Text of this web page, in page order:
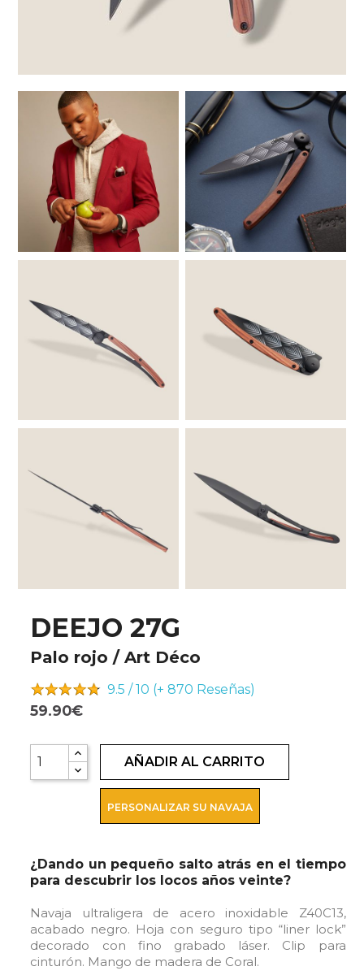
DEEJO 27G
Palo rojo / Art Déco
9.5 / 10 (+ 870 Reseñas)
59.90€
AÑADIR AL CARRITO
PERSONALIZAR SU NAVAJA
¿Dando un pequeño salto atrás en el tiempo
para descubrir los locos años veinte?
Navaja ultraligera de acero inoxidable Z40C13,
acabado negro. Hoja con seguro tipo “liner lock”
decorado con fino grabado láser. Clip para
cinturón. Mango de madera de Coral.